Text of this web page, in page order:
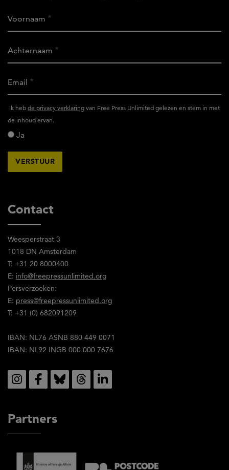
Contact
Weesperstraat 3
1018 DN Amsterdam
T: +31 20 8000400
E: info@freepressunlimited.org
Persverzoeken:
E: press@freepressunlimited.org
T: +31 (0) 682091209
IBAN: NL76 ASNB 880 449 0071
IBAN: NL92 INGB 000 000 7676
Social
Partners
Voornaam
Achternaam
Email
Ik
heb
het
reglement
Unlimited
stem
in
met
de
inhoud
ervan.
Ik heb de privacy verklaring van Free Press Unlimited gelezen en stem in met
de inhoud ervan.
Ja